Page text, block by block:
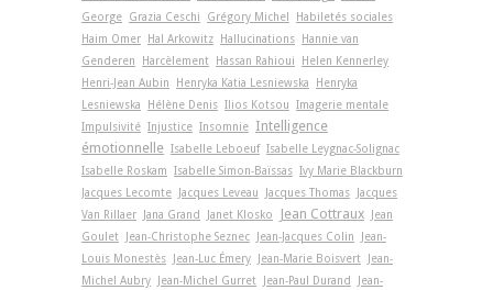
George Grazia Ceschi Grégory Michel
Habiletés sociales
Haim Omer
Hal Arkowitz Hallucinations
Hannie van
Genderen
Harcèlement Hassan Rahioui
Helen Kennerley
Henri-Jean Aubin
Henryka Katia Lesniewska
Henryka
Lesniewska
Hélène Denis Ilios Kotsou Imagerie mentale
Impulsivité Injustice Insomnie Intelligence
émotionnelle Isabelle Leboeuf Isabelle Leygnac-Solignac
Isabelle Roskam Isabelle Simon-Baïssas Ivy Marie Blackburn
Jacques Lecomte
Jacques Leveau Jacques Thomas
Jacques
Van Rillaer
Jana Grand Janet Klosko Jean Cottraux
Jean
Goulet
Jean-Christophe Seznec Jean-Jacques Colin
Jean-
Louis Monestès
Jean-Luc Émery Jean-Marie Boisvert
Jean-
Michel Aubry
Jean-Michel Gurret Jean-Paul Durand
Jean-